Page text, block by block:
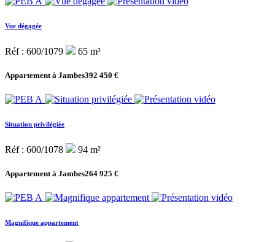
Vue dégagée
Réf : 600/1079 65 m²
Appartement à Jambes392 450 €
Situation privilégiée
Réf : 600/1078 94 m²
Appartement à Jambes264 925 €
Magnifique appartement